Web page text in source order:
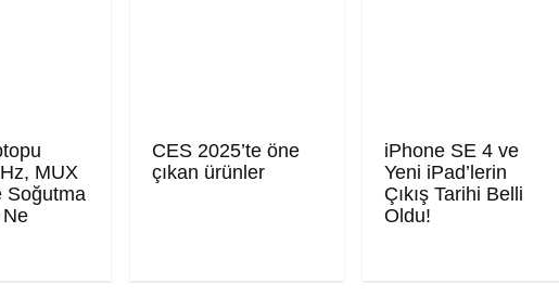
MUX
Soğutma
CES 2025’te öne
çıkan ürünler
iPhone SE 4 ve
Yeni iPad’lerin
Çıkış Tarihi Belli
Oldu!